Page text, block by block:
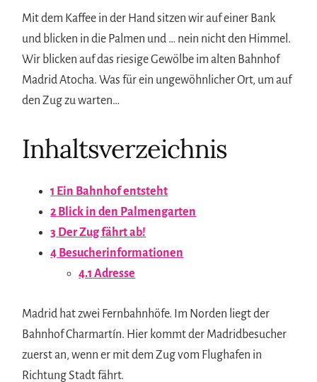
Mit dem Kaffee in der Hand sitzen wir auf einer Bank
und blicken in die Palmen und … nein nicht den Himmel.
Wir blicken auf das riesige Gewölbe im alten Bahnhof
Madrid Atocha. Was für ein ungewöhnlicher Ort, um auf
den Zug zu warten…
Inhaltsverzeichnis
1 Ein Bahnhof entsteht
2 Blick in den Palmengarten
3 Der Zug fährt ab!
4 Besucherinformationen
4.1 Adresse
Madrid hat zwei Fernbahnhöfe. Im Norden liegt der
Bahnhof Charmartín. Hier kommt der Madridbesucher
zuerst an, wenn er mit dem Zug vom Flughafen in
Richtung Stadt fährt.